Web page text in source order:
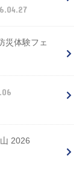
災体験フェ
2026